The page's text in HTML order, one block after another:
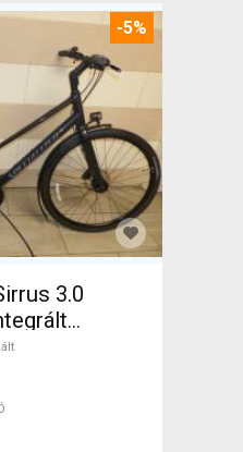
-5%
3.0
cross
ELADÓ